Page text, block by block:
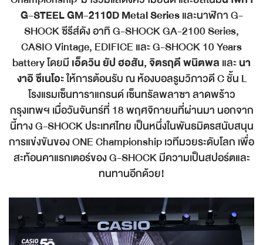
G-STEEL GM-2110D Metal Seriesและนาฬิกา G-
SHOCK ซีรีส์ดัง อาทิ G-SHOCK GA-2100 Series,
CASIO Vintage, EDIFICE และ G-SHOCK 10 Years
battery โดยมี เอ็ดวิน ยัป ฮอสัน, จิตรฤดี พนิตพล และนา
งาอิ ซึเนโอะให้การต้อนรับ ณ ห้องบอลรูมวิภาวดี C ชั้น L
โรงแรมเซ็นทาราแกรนด์ เซ็นทรัลพลาซา ลาดพร้าว
กรุงเทพฯ เมื่อวันจันทร์ที่ 18 พฤศจิกายนที่ผ่านมา นอกจาก
นี้ทาง G-SHOCK ประเทศไทย เป็นหนึ่งในพันธมิตรสนับสนุน
การแข่งขันของ ONE Championship เวทีมวยระดับโลก เพื่อ
สะท้อนคาแรกเตอร์ของ G-SHOCK มีความเป็นสปอร์ตและ
ทนทานอีกด้วย!